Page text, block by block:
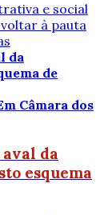
e social
à pauta
Câmara dos
da
esquema